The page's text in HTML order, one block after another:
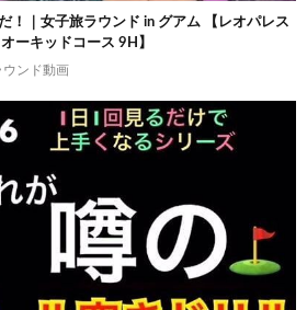
！｜女子旅ラウンド in グアム 【レオパレス
ーキッドコース 9H】
ウンド動画